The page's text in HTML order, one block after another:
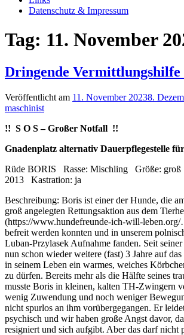
Datenschutz & Impressum
Tag: 11. November
Dringende Vermittlungshilfe
Veröffentlicht am 11. November 20238.
maschinist
!! S O S – Großer Notfall !!
Gnadenplatz alternativ Dauerpflegestelle
Rüde BORIS Rasse: Mischling Größe: groß
2013 Kastration: ja
Beschreibung: Boris ist einer der Hunde, die
groß angelegten Rettungsaktion aus dem
(https://www.hundefreunde-ich-will-
befreit werden konnten und in unserem
Luban-Przylasek Aufnahme fanden. Seit
nun schon wieder weitere (fast) 3 Jahre auf
in seinem Leben ein warmes, weiches
zu dürfen. Bereits mehr als die Hälfte seines
musste Boris in kleinen, kalten TH-Zwingern
wenig Zuwendung und noch weniger
nicht spurlos an ihm vorübergegangen. Er
psychisch und wir haben große Angst davor,
resigniert und sich aufgibt. Aber das darf nicht